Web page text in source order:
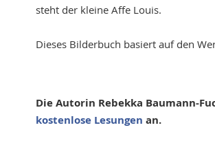
steht der kleine Affe Louis.
Dieses Bilderbuch basiert auf den
Die Autorin Rebekka Baumann-
kostenlose Lesungen an.